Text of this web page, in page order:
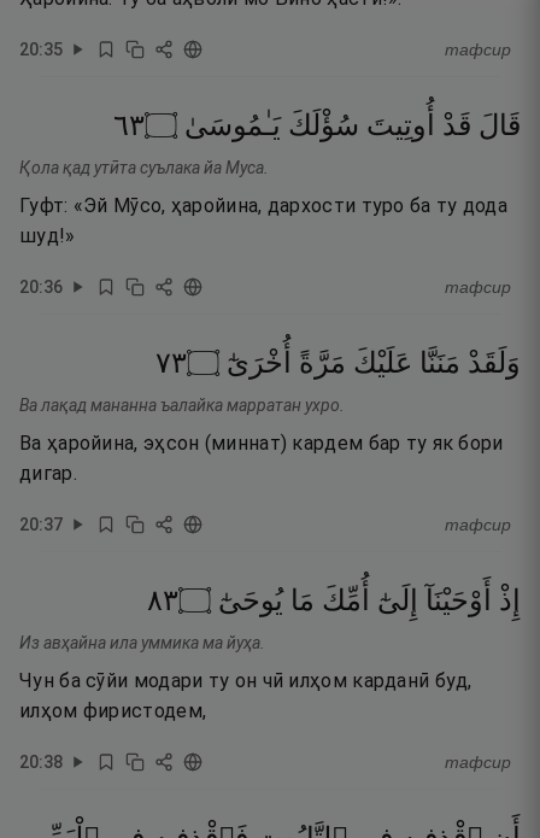
20:35 тафсир
قَالَ قَدْ أُوتِيتَ سُؤْلَكَ يَـٰمُوسَىٰ ۝٣٦
Қола қад утӣта суълака йа Муса.
Гуфт: «Эй Мӯсо, ҳаройина, дархости туро ба ту дода
шуд!»
20:36 тафсир
وَلَقَدْ مَنَنَّا عَلَيْكَ مَرَّةً أُخْرَىٰٓ ۝٣٧
Ва лақад мананна ъалайка марратан ухро.
Ва ҳаройина, эҳсон (миннат) кардем бар ту як бори
дигар.
20:37 тафсир
إِذْ أَوْحَيْنَآ إِلَىٰٓ أُمِّكَ مَا يُوحَىٰٓ ۝٣٨
Из авҳайна ила уммика ма йуҳа.
Чун ба сӯйи модари ту он чӣ илҳом карданӣ буд,
илҳом фиристодем,
20:38 тафсир